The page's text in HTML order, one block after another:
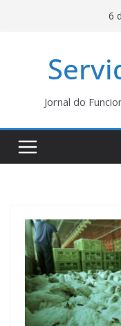
6
Jornal do